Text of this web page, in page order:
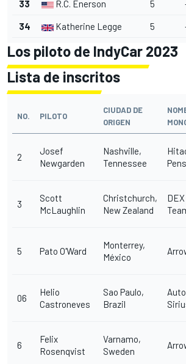
33 R.C. Enerson 5
34 Katherine Legge 5
Los piloto de IndyCar 2023
Lista de inscritos
NO. PILOTO
CIUDAD DE
ORIGEN
2
Josef
Newgarden
Nashville,
Tennessee
3
Scott
McLaughlin
Christchurch,
New Zealand
5 Pato O'Ward
Monterrey,
México
06
Helio
Castroneves
Sao Paulo,
Brazil
6
Felix
Rosenqvist
Varnamo,
Sweden